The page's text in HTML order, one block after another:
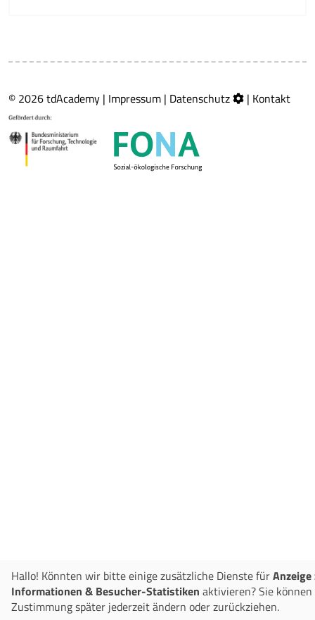
© 2026 tdAcademy | Impressum | Datenschutz | Kontakt
Hallo! Könnten wir bitte einige zusätzliche Dienste für
Informationen & Besucher-Statistiken aktivieren? Sie
Zustimmung später jederzeit ändern oder zurückziehen.